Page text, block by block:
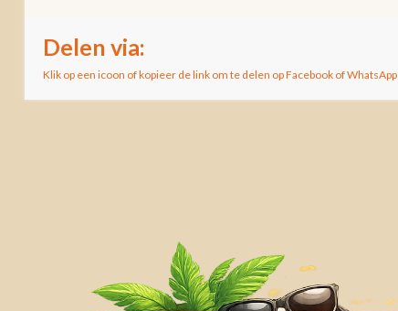
Delen via:
Klik op een icoon of kopieer de link om te delen op Facebook of WhatsApp